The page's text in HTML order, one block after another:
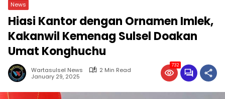
News
Hiasi Kantor dengan Ornamen Imlek,
Kakanwil Kemenag Sulsel Doakan
Umat Konghuchu
Wartasulsel News
2 Min Read
January 29, 2025
732